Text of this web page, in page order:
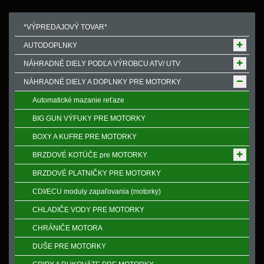
*VÝPREDAJOVÝ TOVAR*
AUTODOPLNKY
NÁHRADNÉ DIELY PODĽA VÝROBCU ATV/ UTV
NÁHRADNÉ DIELY A DOPLNKY PRE MOTORKY
Automatické mazanie reťaze
BIG GUN VÝFUKY PRE MOTORKY
BOXY A KUFRE PRE MOTORKY
BRZDOVÉ KOTÚČE pre MOTORKY
BRZDOVÉ PLATNIČKY PRE MOTORKY
CDI/ECU moduly zapaľovania (motorky)
CHLADIČE VODY PRE MOTORKY
CHRÁNIČE MOTORA
DUŠE PRE MOTORKY